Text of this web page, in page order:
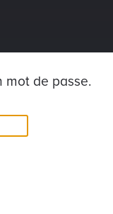
mot de passe.